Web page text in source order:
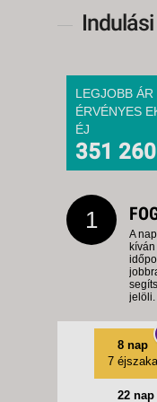
22 NAP /
22 NAP /
2026.
15 NAP /
2026.
8 NAP / 7
2026.
2026.
15 NAP /
LEGJOBB ÁR
ÉRVÉNYES
ÉJ
351 260
1
A
jelöli.
8 nap
7 éjszaka
22 nap